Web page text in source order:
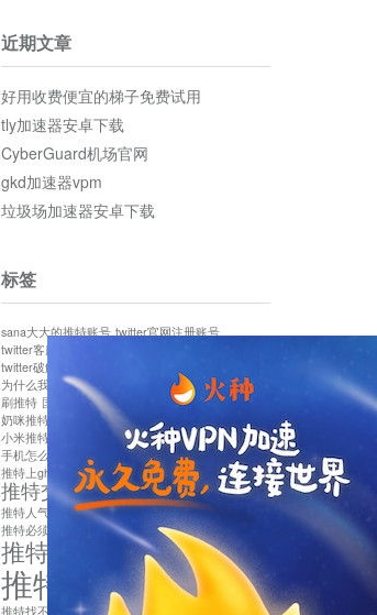
近期文章
好用收费便宜的梯子免费试用
tly加速器安卓下载
CyberGuard机场官网
gkd加速器vpm
垃圾场加速器安卓下载
标签
sana大大的推特账号 twitter官网注册账号
twitter客服
twitter破解版下载
为什么我推特无法保存设置
作者sana推特是什么
刷推特 国内为什么不能用twitter 国内能用twitter吗
奶咪推特
如何找回推特密码
小米推特闪退是怎么回事 怎么看推特上的视频
手机怎么注册推特账号
推特devil
推特上ghs的女博主
推特交友软件app下载
推特人气萌货小蔡头喵喵喵 推特实名制
推特必须用外网吗
推特怎么取消关联手机号
推特怎么看敏感内容苹果
推特找不到账号 推特注册必须要手机号